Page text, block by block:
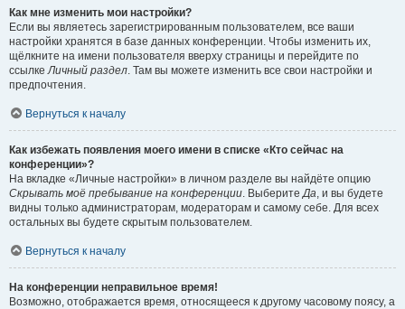
Как мне изменить мои настройки?
Если вы являетесь зарегистрированным пользователем, все ваши
настройки хранятся в базе данных конференции. Чтобы изменить их,
щёлкните на имени пользователя вверху страницы и перейдите по
ссылкеЛичный раздел. Там вы можете изменить все свои настройки и
предпочтения.
Вернуться к началу
Как избежать появления моего имени в списке «Кто сейчас на
конференции»?
На вкладке «Личные настройки» в личном разделе вы найдёте опцию
Скрывать моё пребывание на конференции. ВыберитеДа, и вы будете
видны только администраторам, модераторам и самому себе. Для всех
остальных вы будете скрытым пользователем.
Вернуться к началу
На конференции неправильное время!
Возможно, отображается время, относящееся к другому часовому поясу, а